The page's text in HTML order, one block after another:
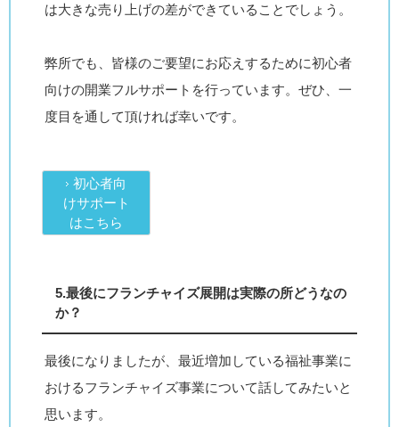
は大きな売り上げの差ができていることでしょう。
弊所でも、皆様のご要望にお応えするために初心者
向けの開業フルサポートを行っています。ぜひ、一
度目を通して頂ければ幸いです。
初心者向
けサポート
はこちら
5.最後にフランチャイズ展開は実際の所どうなの
か？
最後になりましたが、最近増加している福祉事業に
おけるフランチャイズ事業について話してみたいと
思います。